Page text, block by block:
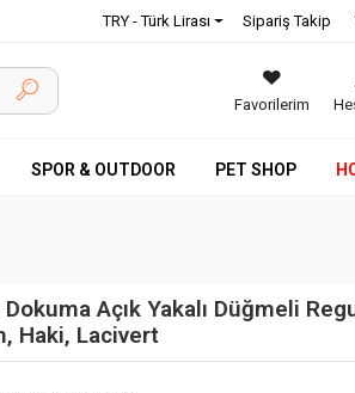
TRY - Türk Lirası Sipariş Takip
Favorilerim
SPOR & OUTDOOR PET SHOP
Açık Yakalı Düğmeli
Haki, Lacivert